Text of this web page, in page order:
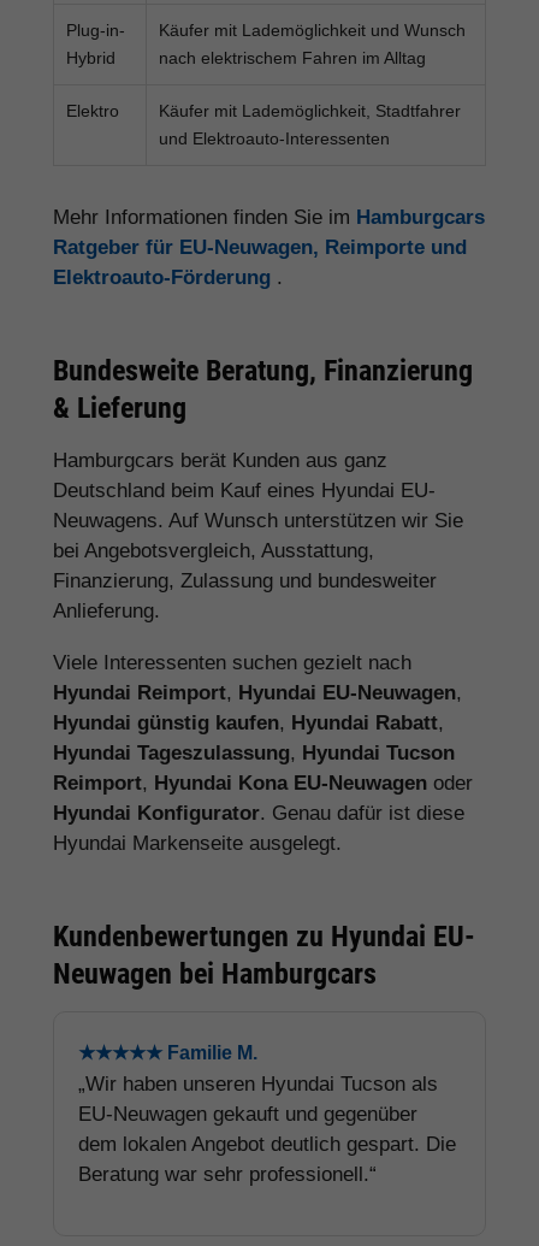
Plug-in-
Hybrid
Käufer mit Lademöglichkeit und Wunsch
nach elektrischem Fahren im Alltag
Elektro
Käufer mit Lademöglichkeit, Stadtfahrer
und Elektroauto-Interessenten
Mehr Informationen finden Sie im Hamburgcars
Ratgeber für EU-Neuwagen, Reimporte und
Elektroauto-Förderung .
Bundesweite Beratung, Finanzierung
& Lieferung
Hamburgcars berät Kunden aus ganz
Deutschland beim Kauf eines Hyundai EU-
Neuwagens. Auf Wunsch unterstützen wir Sie
bei Angebotsvergleich, Ausstattung,
Finanzierung, Zulassung und bundesweiter
Anlieferung.
Viele Interessenten suchen gezielt nach
Hyundai Reimport, Hyundai EU-Neuwagen,
Hyundai günstig kaufen, Hyundai Rabatt,
Hyundai Tageszulassung, Hyundai Tucson
Reimport, Hyundai Kona EU-Neuwagen oder
Hyundai Konfigurator. Genau dafür ist diese
Hyundai Markenseite ausgelegt.
Kundenbewertungen zu Hyundai EU-
Neuwagen bei Hamburgcars
★★★★★ Familie M.
„Wir haben unseren Hyundai Tucson als
EU-Neuwagen gekauft und gegenüber
dem lokalen Angebot deutlich gespart. Die
Beratung war sehr professionell.“